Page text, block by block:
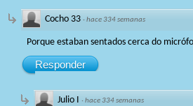
Cocho 33 ·hace 334 semanas
Porque estaban sentados cerca do
Responder
Julio I ·hace 334 semanas